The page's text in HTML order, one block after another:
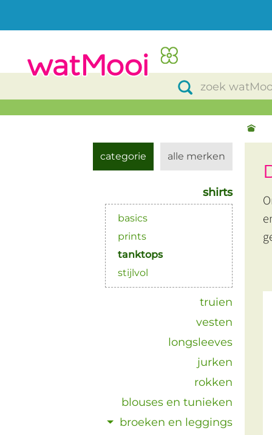
categorie
shirts
basics
prints
tanktops
stijlvol
truien
vesten
longsleeves
jurken
rokken
blouses en tunieken
broeken en leggings
alle merken